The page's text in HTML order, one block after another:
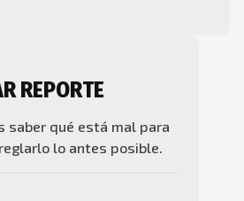
REPORTE
saber qué está mal para
lo antes posible.